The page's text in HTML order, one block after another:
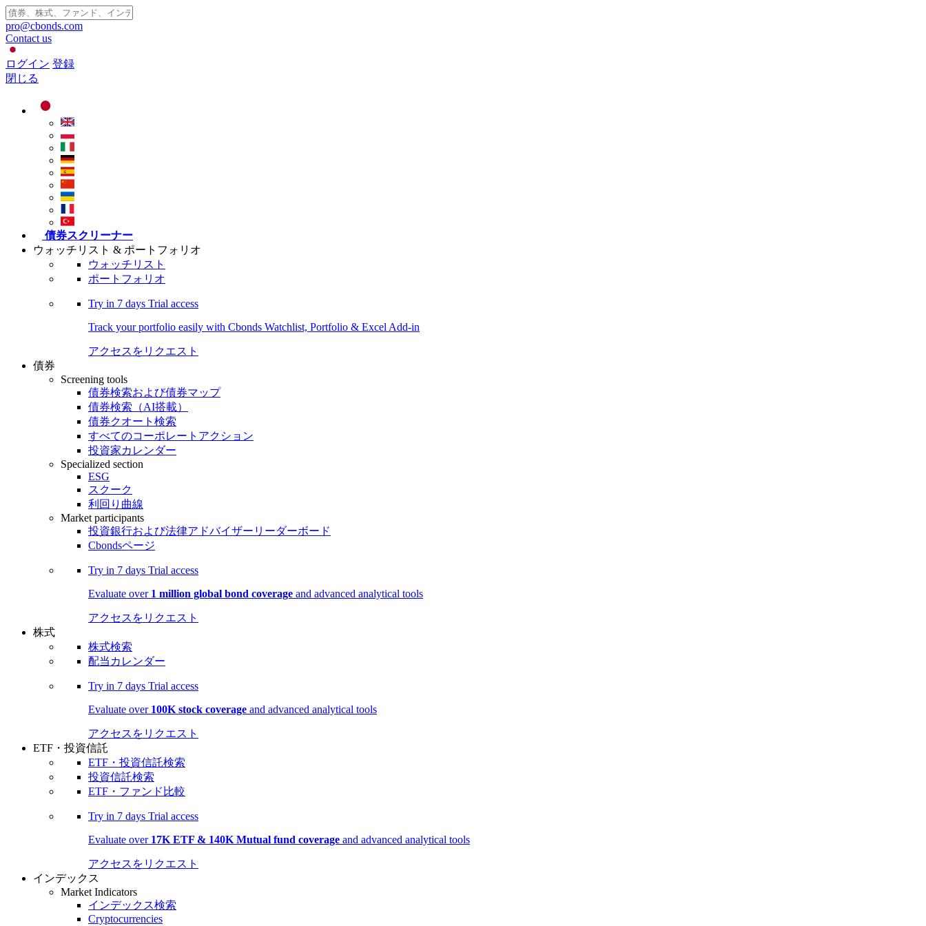
pro@cbonds.com
Contact us
ログイン 登録
閉じる
債券スクリーナー
ウォッチリスト & ポートフォリオ
ウォッチリスト
ポートフォリオ
Try in 7 days Trial access
Track your portfolio easily with Cbonds Watchlist, Portfolio & Excel Add-in
アクセスをリクエスト
債券
Screening tools
債券検索および債券マップ
債券検索（AI搭載）
債券クオート検索
すべてのコーポレートアクション
投資家カレンダー
Specialized section
ESG
スクーク
利回り曲線
Market participants
投資銀行および法律アドバイザーリーダーボード
Cbondsページ
Try in 7 days Trial access
Evaluate over 1 million global bond coverage and advanced analytical tools
アクセスをリクエスト
株式
株式検索
配当カレンダー
Try in 7 days Trial access
Evaluate over 100K stock coverage and advanced analytical tools
アクセスをリクエスト
ETF・投資信託
ETF・投資信託検索
投資信託検索
ETF・ファンド比較
Try in 7 days Trial access
Evaluate over 17K ETF & 140K Mutual fund coverage and advanced analytical tools
アクセスをリクエスト
インデックス
Market Indicators
インデックス検索
Cryptocurrencies